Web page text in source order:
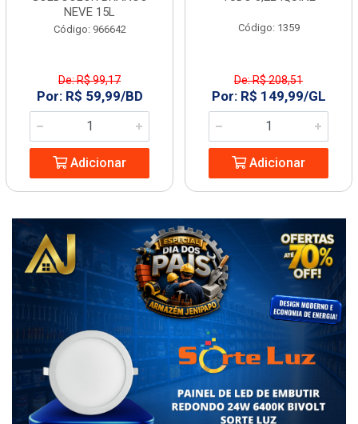
NEVE 15L
Código: 966642
De: R$ 99,17
Por: R$ 59,99/BD
Adicionar
Código: 1359
De: R$ 208,51
Por: R$ 149,99/GL
Adicionar